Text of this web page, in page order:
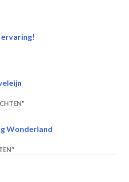
Wonderland